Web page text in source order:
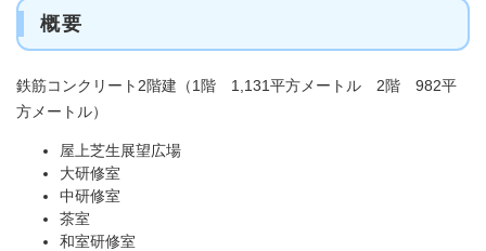
概要
鉄筋コンクリート2階建（1階 1,131平方メートル 2階 982平
方メートル）
屋上芝生展望広場
大研修室
中研修室
茶室
和室研修室